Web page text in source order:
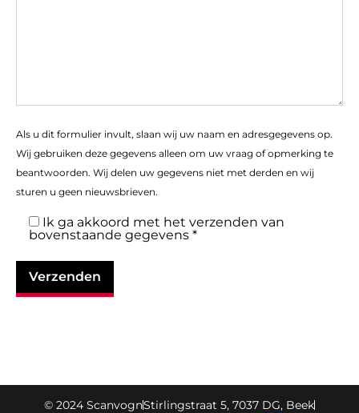
Als u dit formulier invult, slaan wij uw naam en adresgegevens op.
Wij gebruiken deze gegevens alleen om uw vraag of opmerking te
beantwoorden. Wij delen uw gegevens niet met derden en wij
sturen u geen nieuwsbrieven.
Ik ga akkoord met het verzenden van
bovenstaande gegevens *
© 2024 ScanvognStirlingstraat 5, 7037 DG, Beek